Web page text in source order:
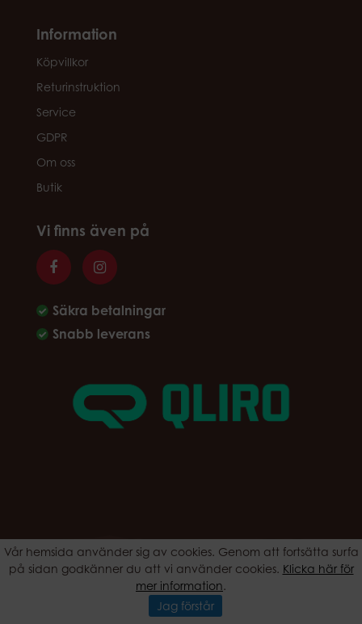
Information
Köpvillkor
Returinstruktion
Service
GDPR
Om oss
Butik
Vi finns även på
Säkra betalningar
Snabb leverans
ALRp Agentur AB Rimfrostgatan 2B 212 23 Malmö Telefon: 040-
321730 Email: info@espressoshop.se
Produktion & Design: Webbpartner
Vår hemsida använder sig av cookies. Genom att fortsätta surfa
på sidan godkänner du att vi använder cookies. Klicka här för
mer information.
Jag förstår